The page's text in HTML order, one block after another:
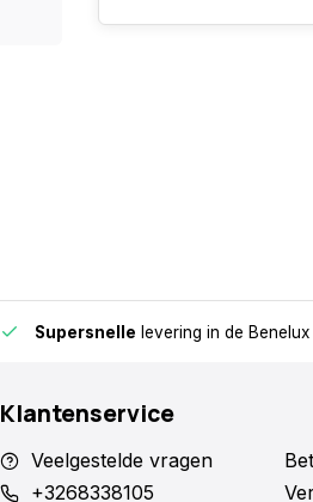
Supersnelle levering in de Benelux
Klantenservice
Veelgestelde vragen
+3268338105